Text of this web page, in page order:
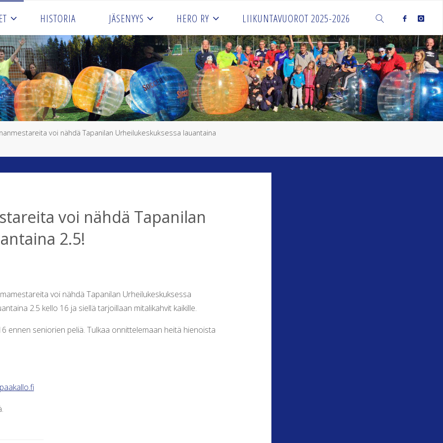
HISTORIA JÄSENYYS HERO RY LIIKUNTAVUOROT 2025-2026
SEARCH
voi nähdä Tapanilan Urheilukeskuksessa lauantaina
voi nähdä Tapanilan
2.5!
voi nähdä Tapanilan Urheilukeskuksessa
2.5 kello 16 ja siellä tarjoillaan mitalikahvit kaikille.
ennen seniorien peliä. Tulkaa onnittelemaan heitä hienoista